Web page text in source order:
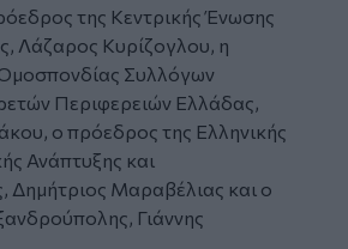
της Κεντρικής Ένωσης
Λάζαρος Κυρίζογλου, η
Συλλόγων
Περιφερειών Ελλάδας,
ο πρόεδρος της Ελληνικής
Ανάπτυξης και
Δημήτριος Μαραβέλιας και ο
Γιάννης